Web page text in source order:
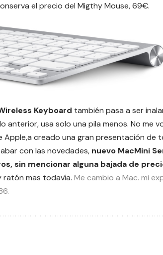
el precio del Migthy Mouse, 69€.
Keyboard también pasa a ser
anterior, usa solo una pila menos. No me
Apple,a creado una gran presentación de
con las novedades, nuevo MacMini
sin mencionar alguna bajada de
ratón mas todavía. Me cambio a Mac. mi